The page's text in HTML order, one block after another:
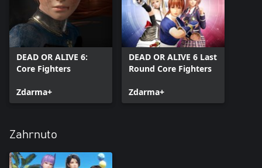
DEAD OR ALIVE 6:
Core Fighters
Zdarma+
DEAD OR ALIVE 6 Last
Round Core Fighters
Zdarma+
Zahrnuto